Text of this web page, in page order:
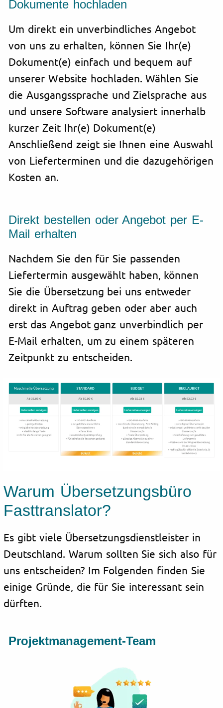
Dokumente hochladen
Um direkt ein unverbindliches Angebot
von uns zu erhalten, können Sie Ihr(e)
Dokument(e) einfach und bequem auf
unserer Website hochladen. Wählen Sie
die Ausgangssprache und Zielsprache aus
und unsere Software analysiert innerhalb
kurzer Zeit Ihr(e) Dokument(e)
Anschließend zeigt sie Ihnen eine Auswahl
von Lieferterminen und die dazugehörigen
Kosten an.
Direkt bestellen oder Angebot per E-
Mail erhalten
Nachdem Sie den für Sie passenden
Liefertermin ausgewählt haben, können
Sie die Übersetzung bei uns entweder
direkt in Auftrag geben oder aber auch
erst das Angebot ganz unverbindlich per
E-Mail erhalten, um zu einem späteren
Zeitpunkt zu entscheiden.
Warum Übersetzungsbüro
Fasttranslator?
Es gibt viele Übersetzungsdienstleister in
Deutschland. Warum sollten Sie sich also für
uns entscheiden? Im Folgenden finden Sie
einige Gründe, die für Sie interessant sein
dürften.
Projektmanagement-Team